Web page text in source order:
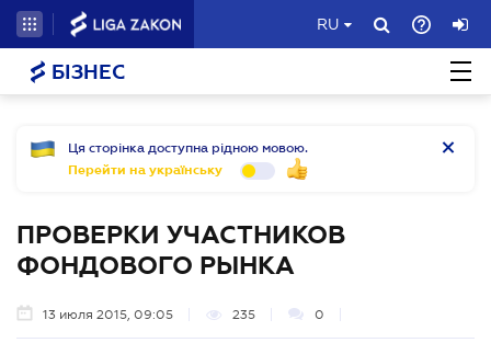
RU
БІЗНЕС
Ця сторінка доступна рідною мовою.
Перейти на українську
ПРОВЕРКИ УЧАСТНИКОВ
ФОНДОВОГО РЫНКА
13 июля 2015, 09:05 235 0